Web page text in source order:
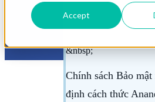
Accept &nbsp;
&nbsp;
&nbsp;
Chính sách Bảo
định cách thức